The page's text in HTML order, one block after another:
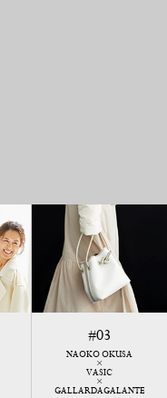
#03
NAOKO OKUSA
×
VASIC
×
GALLARDAGALANTE